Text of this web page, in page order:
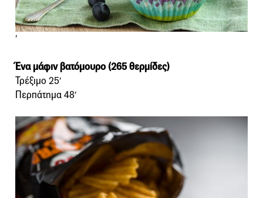
′
Ένα μάφιν βατόμουρο (265 θερμίδες)
Τρέξιμο 25′
Περπάτημα 48′